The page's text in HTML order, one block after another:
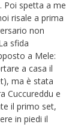
Poi spetta a me
risale a prima
non
sfida
a Mele:
a casa il
ma è stata
Cuccureddu e
il primo set,
in piedi il